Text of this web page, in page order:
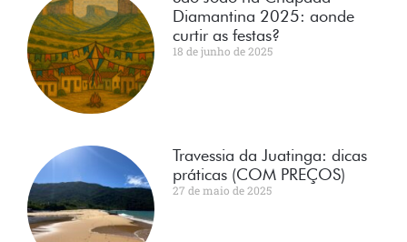
Diamantina 2025: aonde
curtir as festas?
18 de junho de 2025
Travessia da Juatinga: dicas
práticas (COM PREÇOS)
27 de maio de 2025